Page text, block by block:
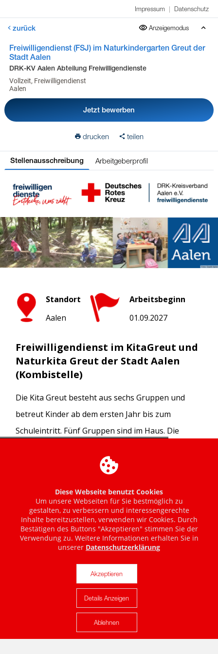
Impressum | Datenschutz
zurück Anzeigemodus
Freiwilligendienst (FSJ) im Naturkindergarten Greut der
Stadt Aalen
DRK-KV Aalen Abteilung Freiwilligendienste
Vollzeit, Freiwilligendienst
Aalen
Jetzt bewerben
drucken teilen
Stellenausschreibung Arbeitgeberprofil
Karte anzeigen
Diese Webseite benutzt Cookies
Um unsere Webseiten für Sie bestmöglich zu
gestalten, zu verbessern und interessengerechte
Inhalte bereitzustellen, verwenden wir Cookies. Durch
Bestätigen des Buttons "Akzeptieren" stimmen Sie der
Verwendung zu. Weitere Informationen erhalten Sie in
unserer Datenschutzerklärung
Akzeptieren
Details Anzeigen
Ablehnen